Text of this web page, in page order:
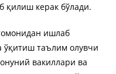
қилиш керак бўлади.
ишлаб
ўқитиш таълим олувчи
вакиллари ва